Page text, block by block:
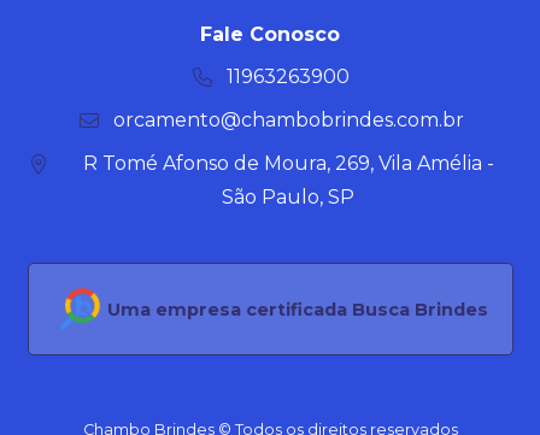
Fale Conosco
11963263900
orcamento@chambobrindes.com.br
R Tomé Afonso de Moura, 269, Vila Amélia -
São Paulo, SP
Uma empresa certificada Busca Brindes
Chambo Brindes © Todos os direitos reservados